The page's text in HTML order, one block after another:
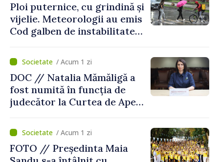
Ploi puternice, cu grindină și
vijelie. Meteorologii au emis
Cod galben de instabilitate
/ Acum 1 zi
DOC // Natalia Mămăligă a
fost numită în funcția de
judecător la Curtea de Apel
/ Acum 1 zi
FOTO // Președinta Maia